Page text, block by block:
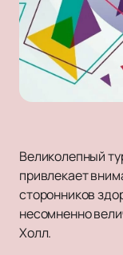
Великолепный
привлекает
сторонников
несомненно
Холл.